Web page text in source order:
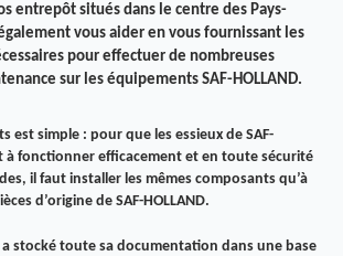
entrepôt situés dans le centre des Pays-
vous aider en vous fournissant les
pour effectuer de nombreuses
sur les équipements SAF-HOLLAND.
est simple : pour que les essieux de SAF-
à fonctionner efficacement et en toute sécurité
il faut installer les mêmes composants qu’à
d’origine de SAF-HOLLAND.
a stocké toute sa documentation dans une base